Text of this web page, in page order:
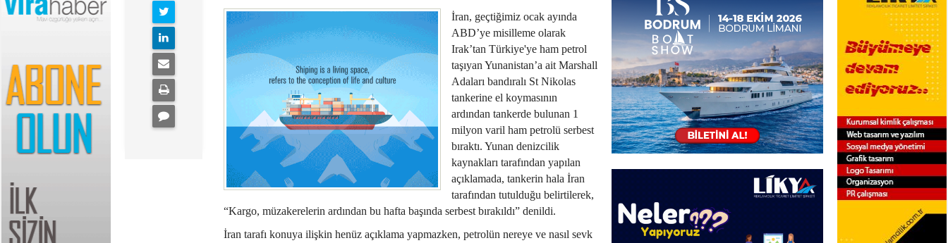
İran, geçtiğimiz ocak ayında
ABD’ye misilleme olarak
Irak’tan Türkiye'ye ham petrol
taşıyan Yunanistan’a ait Marshall
Adaları bandıralı St Nikolas
tankerine el koymasının
ardından tankerde bulunan 1
milyon varil ham petrolü serbest
bıraktı. Yunan denizcilik
kaynakları tarafından yapılan
açıklamada, tankerin hala İran
tarafından tutulduğu belirtilerek,
“Kargo, müzakerelerin ardından bu hafta başında serbest bırakıldı” denildi.
İran tarafı konuya ilişkin henüz açıklama yapmazken, petrolün nereye ve nasıl sevk